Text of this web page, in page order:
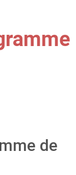
de